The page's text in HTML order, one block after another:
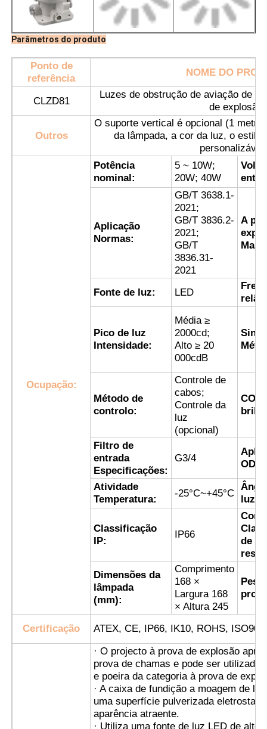
Casa
Produtos
Pedir um orçamento
Iluminação à prova de explosões
Luz à prova de explosões do alarme
ventilador à prova de explosão
Caixa à prova de explosão
interruptor à prova de explosão
Glândulas de cabo à prova de explosão
tomada e soquete à prova de explosões
Parâmetros do produto
Ponto de
referência
NOME DO
CLZD81
Luzes de obstrução de aviação de
de explosão
Outros
O suporte vertical é opcional (1 metro
da lâmpada, a cor da luz, o estilo
Ocupação:
Potência
nominal:
5 ~ 10W;
20W; 40W
Aplicação
Normas:
GB/T 3638.1-
2021;
GB/T 3836.2-
2021;
GB/T
3836.31-
2021
A
Fonte de luz: LED
Pico de luz
Intensidade:
Média ≥
2000cd;
Alto ≥ 20
000cdB
Método de
controlo:
Controle de
cabos;
Controle da
luz
(opcional)
Filtro de
entrada
Especificações:
G3/4
OD
Atividade
Temperatura:
-25°C~+45°C
luz:
Classificação
IP:
IP66
de
Dimensões da
lâmpada
(mm):
Comprimento
168 ×
Largura 168
× Altura 245
Peso
Certificação
ATEX, CE, IP66, IK10, ROHS,
· O projecto à prova de explosão
prova de chamas e pode ser utilizado
e poeira da categoria à prova de
· A caixa de fundição a moagem de
uma superfície pulverizada
aparência atraente.